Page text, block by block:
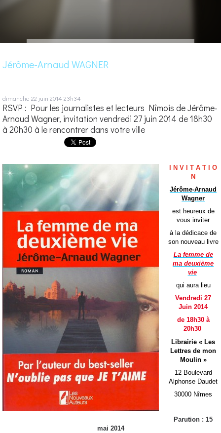
Jérôme-Arnaud WAGNER
dimanche 22 juin 2014 23h34
RSVP : Pour les journalistes et lecteurs Nîmois de Jérôme-
Arnaud Wagner, invitation vendredi 27 juin 2014 de 18h30
à 20h30 à le rencontrer dans votre ville
I N V I T A T I O
N
Jérôme-Arnaud
Wagner
est heureux de
vousinviter
à la dédicacede
son nouveau livre
La femme de
madeuxième
vie
qui aura lieu
Vendredi 27
Juin 2014
de 18h30 à
20h30
Librairie « Les
Lettres de mon
Moulin »
12 Boulevard
Alphonse Daudet
30000 Nîmes
Parution : 15
mai 2014